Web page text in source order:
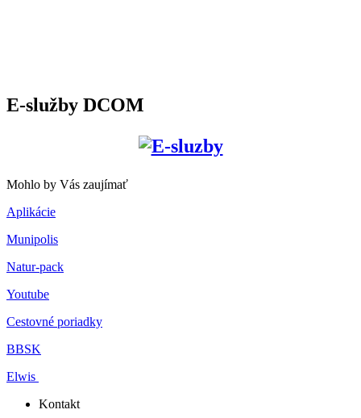
E-služby DCOM
Mohlo by Vás zaujímať
Aplikácie
Munipolis
Natur-pack
Youtube
Cestovné poriadky
BBSK
Elwis
Kontakt